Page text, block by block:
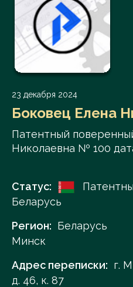
23 декабря 2024
Боковец Елена
Патентный
Николаевна № 100 дата
Статус:
Беларусь
Регион: Беларусь
Минск
Адрес переписки: г.
д. 46, к. 87